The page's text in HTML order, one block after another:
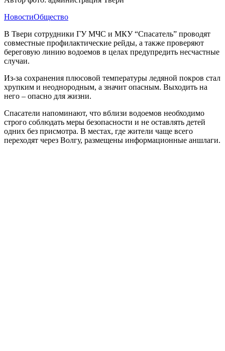
НовостиОбщество
В Твери сотрудники ГУ МЧС и МКУ “Спасатель” проводят
совместные профилактические рейды, а также проверяют
береговую линию водоемов в целах предупредить несчастные
случаи.
Из-за сохранения плюсовой температуры ледяной покров стал
хрупким и неоднородным, а значит опасным. Выходить на
него – опасно для жизни.
Спасатели напоминают, что вблизи водоемов необходимо
строго соблюдать меры безопасности и не оставлять детей
одних без присмотра. В местах, где жители чаще всего
переходят через Волгу, размещены информационные аншлаги.